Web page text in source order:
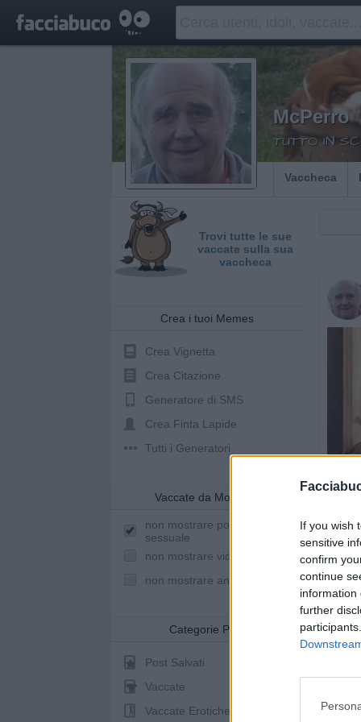
If you wish
sensitive
confirm
continue
information
further
McPerro
TUTTO IN
Vaccheca
Trovi tutte le sue
vaccate sulla sua
vaccheca
Crea i tuoi Memes
Crea Vignetta
Crea Citazione
Generatore di SMS
Crea Finta Lapide
Tutti i Generatori
Vaccate da Mostrare
non mostrare post a sfondo
sessuale
non mostrare video youtube
non mostrare animazioni
Categorie Post
Post Salvati
Vaccate
Vaccate Erotiche